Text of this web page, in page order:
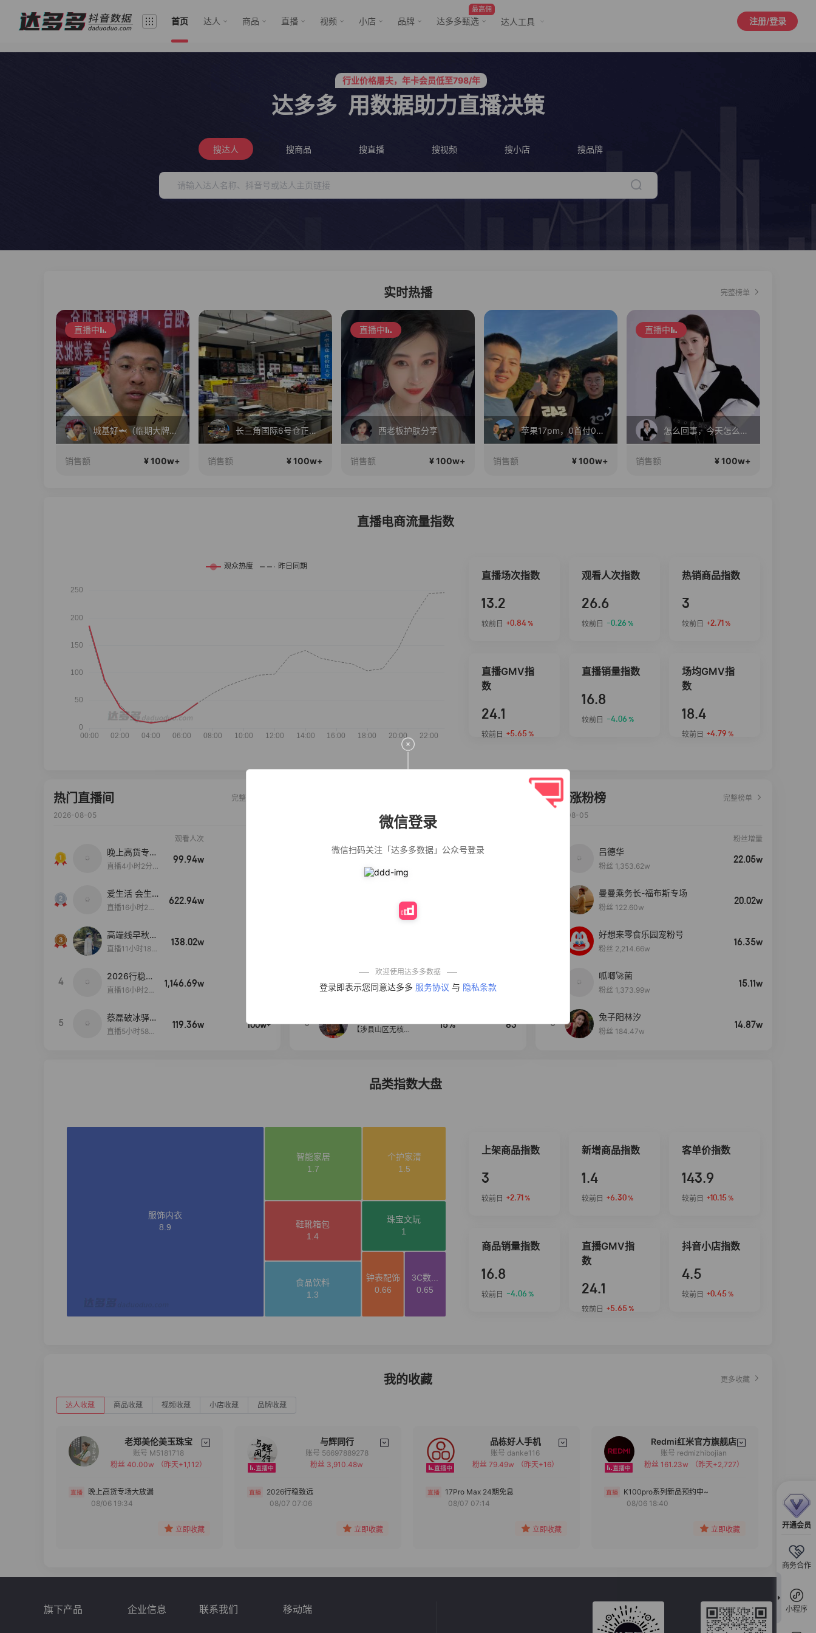
首页 达人 商品 直播 视频 小店 品牌
最高佣
达多多甄选 达人工具 注册/登录
开通会员
商务合作
小程序
微信登录
微信扫码关注「达多多数据」公众号登录
欢迎使用达多多数据
登录即表示您同意达多多 服务协议 与 隐私条款
服务三只羊、董先生等行业头部客户
行业价格屠夫，年卡会员低至798/年
达多多 用数据助力直播决策
搜达人 搜商品 搜直播 搜视频 搜小店 搜品牌
实时热播 完整榜单
直播中
城基好🦈（临期大牌美妆批发）正在直播
销售额 ¥ 100w+
长三角国际6号仓正在直播
销售额 ¥ 100w+
直播中
西老板护肤分享
销售额 ¥ 100w+
苹果17pm，0首付0利息！
销售额 ¥ 100w+
直播中
怎么回事，今天怎么这么便宜！
销售额 ¥ 100w+
直播电商流量指数
直播场次指数
13.2
较前日 +0.84%
观看人次指数
26.6
较前日 -0.26 %
热销商品指数
3
较前日 +2.71 %
直播GMV指
数
24.1
较前日 +5.65 %
直播销量指数
16.8
较前日 -4.06 %
场均GMV指
数
18.4
较前日 +4.79 %
热门直播间
完整榜单
2026-08-05
观看人次
晚上高货专场
大放漏
直播4小时2分5
99.94w
爱生活 会生
活
直播16小时24
622.94w
高端线早秋现
货首发
直播11小时18分
138.02w
4
2026行稳致
远
直播16小时20
1,146.69w
5
蔡磊破冰驿站
直播间好物分
直播5小时58分
119.36w 100w+
公仔牌顽渍净洗
污渍除菌除螨3倍
男士不锈钢卡片
包女式防消磁小
季大码mm宽松上
【试吃两包】松
茸红烧酱汁红烧
40%
5
【涉县山区无核
15% 83
达人涨粉榜
完整榜单
2026-08-05
粉丝增量
吕德华
粉丝 1,353.62w
22.05w
曼曼乘务长-福布斯专场
粉丝 122.60w
20.02w
好想来零食乐园宠粉号
粉丝 2,214.66w
16.35w
呱唧🚀菌
粉丝 1,373.99w
15.11w
5
兔子阳林汐
粉丝 184.47w
14.87w
品类指数大盘
上架商品指数
3
较前日 +2.71 %
新增商品指数
1.4
较前日 +6.30%
客单价指数
143.9
较前日 +10.15 %
商品销量指数
16.8
较前日 -4.06 %
直播GMV指
数
24.1
较前日 +5.65 %
抖音小店指数
4.5
较前日 +0.45 %
我的收藏 更多收藏
达人收藏 商品收藏 视频收藏 小店收藏 品牌收藏
老郑美伦美玉珠宝
备注
分组
账号 M5181718
粉丝 40.00w
（昨天+1,112）
晚上高货专场大放漏
08/06 19:34
立即收藏
与辉同行
备注
账号 56697889278
粉丝 3,910.48w
2026行稳致远
08/07 07:06
立即收藏
品栋好人手机
备注
分组
账号 danke116
粉丝 79.49w
（昨天+16）
17Pro Max 24期免息
08/07 07:14
立即收藏
Redmi红米官方旗舰店
备注
分组
账号 redmizhibojian
粉丝 161.23w
（昨天+2,727）
K100pro系列新品预约中~
08/06 18:40
立即收藏
旗下产品 企业信息 联系我们 移动端